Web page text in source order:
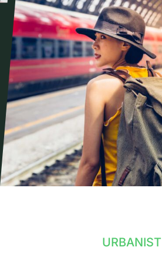
URBANIST